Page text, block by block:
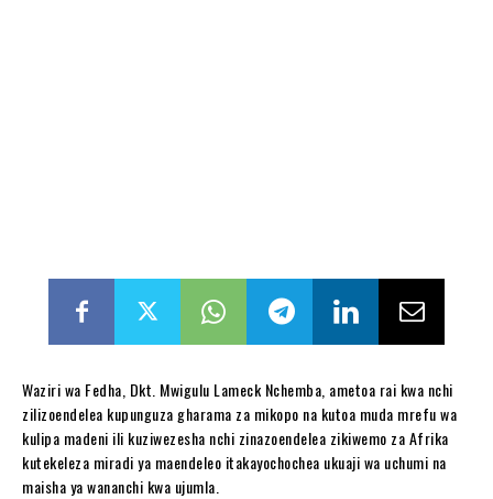
Waziri wa Fedha, Dkt. Mwigulu Lameck Nchemba, ametoa rai kwa nchi
zilizoendelea kupunguza gharama za mikopo na kutoa muda mrefu wa
kulipa madeni ili kuziwezesha nchi zinazoendelea zikiwemo za Afrika
kutekeleza miradi ya maendeleo itakayochochea ukuaji wa uchumi na
maisha ya wananchi kwa ujumla.